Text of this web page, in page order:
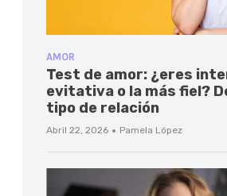
AMOR
Test de amor: ¿eres
evitativa o la más fiel?
tipo de relación
Abril 22, 2026 · Pamela López